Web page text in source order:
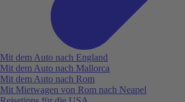
Mit dem Auto nach England
Mit dem Auto nach Mallorca
Mit dem Auto nach Rom
Mit Mietwagen von Rom nach Neapel